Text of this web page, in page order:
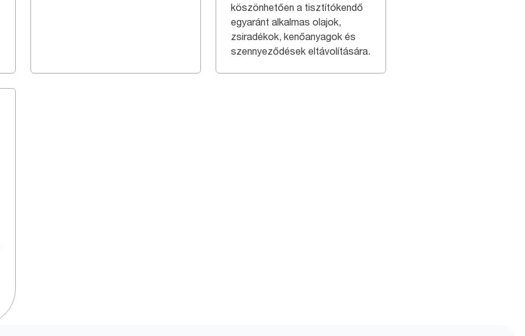
köszönhetően a tisztítókendő
egyaránt alkalmas olajok,
zsiradékok, kenőanyagok és
szennyeződések eltávolítására.